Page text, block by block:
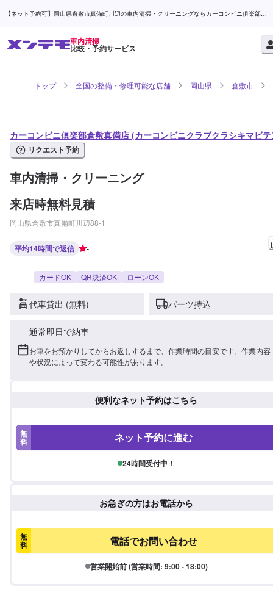
【ネット予約可】岡山県倉敷市真備町川辺の車内清掃・クリーニングならカーコンビニ俱楽部倉
車内清掃
比較・予約サービス
トップ 全国の整備・修理可能な店舗 岡山県 倉敷市
カーコンビニ俱楽部倉敷真備店 (カーコンビニクラブクラシキマビ
リクエスト予約
車内清掃・クリーニング
来店時無料見積
岡山県倉敷市真備町川辺88-1
平均14時間で返信 -
カードOK QR決済OK ローンOK
代車貸出 (無料) パーツ持込
通常即日で納車
お車をお預かりしてからお返しするまで、作業時間の目安です。作業内容
や状況によって変わる可能性があります。
便利なネット予約はこちら
無
料 ネット予約に進む
24時間受付中！
お急ぎの方はお電話から
無
料 電話でお問い合わせ
営業開始前 (営業時間: 9:00 - 18:00)